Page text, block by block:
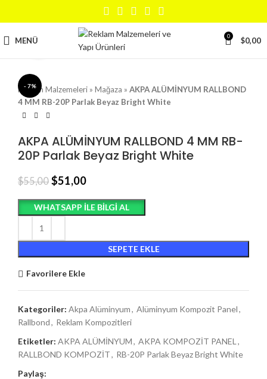
MENÜ 0 $0,00
- 7%
Büyütmek için tıklayın
Reklam Malzemeleri » Mağaza » AKPA ALÜMİNYUM RALLBOND
4 MM RB-20P Parlak Beyaz Bright White
AKPA ALÜMİNYUM RALLBOND 4 MM RB-
20P Parlak Beyaz Bright White
$55,00 $51,00
WHATSAPP ILE BILGI AL
SEPETE EKLE
Favorilere Ekle
Kategoriler: Akpa Alüminyum, Alüminyum Kompozit Panel,
Rallbond, Reklam Kompozitleri
Etiketler: AKPA ALÜMİNYUM, AKPA KOMPOZİT PANEL ,
RALLBOND KOMPOZİT, RB-20P Parlak Beyaz Bright White
Paylaş: